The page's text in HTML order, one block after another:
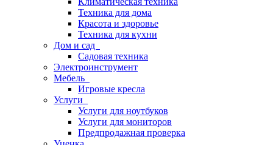
Техника для дома
Красота и здоровье
Техника для кухни
Дом и сад
Садовая техника
Электроинструмент
Мебель
Игровые кресла
Услуги
Услуги для ноутбуков
Услуги для мониторов
Предпродажная проверка